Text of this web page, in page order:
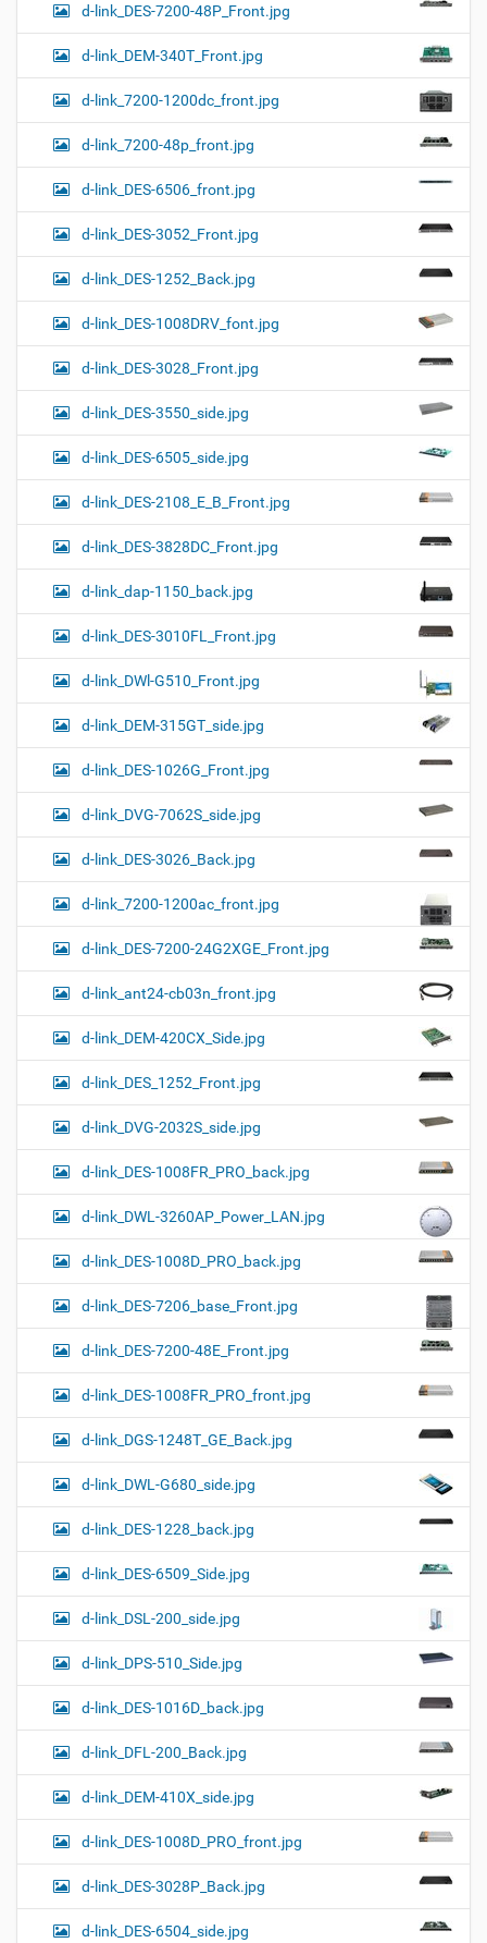
d-link_DES-7200-48P_Front.jpg
d-link_DEM-340T_Front.jpg
d-link_7200-1200dc_front.jpg
d-link_7200-48p_front.jpg
d-link_DES-6506_front.jpg
d-link_DES-3052_Front.jpg
d-link_DES-1252_Back.jpg
d-link_DES-1008DRV_font.jpg
d-link_DES-3028_Front.jpg
d-link_DES-3550_side.jpg
d-link_DES-6505_side.jpg
d-link_DES-2108_E_B_Front.jpg
d-link_DES-3828DC_Front.jpg
d-link_dap-1150_back.jpg
d-link_DES-3010FL_Front.jpg
d-link_DWl-G510_Front.jpg
d-link_DEM-315GT_side.jpg
d-link_DES-1026G_Front.jpg
d-link_DVG-7062S_side.jpg
d-link_DES-3026_Back.jpg
d-link_7200-1200ac_front.jpg
d-link_DES-7200-24G2XGE_Front.jpg
d-link_ant24-cb03n_front.jpg
d-link_DEM-420CX_Side.jpg
d-link_DES_1252_Front.jpg
d-link_DVG-2032S_side.jpg
d-link_DES-1008FR_PRO_back.jpg
d-link_DWL-3260AP_Power_LAN.jpg
d-link_DES-1008D_PRO_back.jpg
d-link_DES-7206_base_Front.jpg
d-link_DES-7200-48E_Front.jpg
d-link_DES-1008FR_PRO_front.jpg
d-link_DGS-1248T_GE_Back.jpg
d-link_DWL-G680_side.jpg
d-link_DES-1228_back.jpg
d-link_DES-6509_Side.jpg
d-link_DSL-200_side.jpg
d-link_DPS-510_Side.jpg
d-link_DES-1016D_back.jpg
d-link_DFL-200_Back.jpg
d-link_DEM-410X_side.jpg
d-link_DES-1008D_PRO_front.jpg
d-link_DES-3028P_Back.jpg
d-link_DES-6504_side.jpg